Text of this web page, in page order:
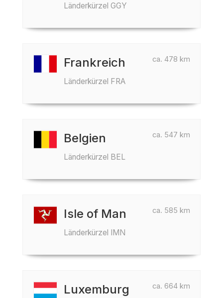
Länderkürzel GGY
ca. 478 km
Frankreich
Länderkürzel FRA
ca. 547 km
Belgien
Länderkürzel BEL
ca. 585 km
Isle of Man
Länderkürzel IMN
ca. 664 km
Luxemburg